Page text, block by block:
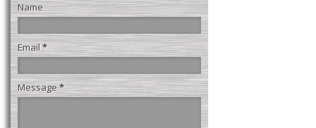
Name
Email*
Message*